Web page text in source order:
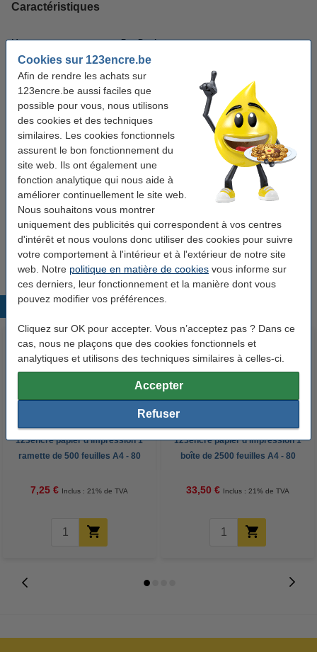
Cookies sur 123encre.be
Afin de rendre les achats sur
123encre.be aussi faciles que
possible pour vous, nous utilisons
des cookies et des techniques
similaires. Les cookies fonctionnels
assurent le bon fonctionnement du
site web. Ils ont également une
fonction analytique qui nous aide à
améliorer continuellement le site web.
Nous souhaitons vous montrer
uniquement des publicités qui correspondent à vos centres
d'intérêt et nous voulons donc utiliser des cookies pour suivre
votre comportement à l'intérieur et à l'extérieur de notre site
web. Notre politique en matière de cookies vous informe sur
ces derniers, leur fonctionnement et la manière dont vous
pouvez modifier vos préférences.
Cliquez sur OK pour accepter. Vous n’acceptez pas ? Dans ce
cas, nous ne plaçons que des cookies fonctionnels et
analytiques et utilisons des techniques similaires à celles-ci.
Accepter
Refuser
Caractéristiques
Marque: Pro-Design
Grammage: 160 g/m²
Quantité: 1 ramette
Format:
Nombre de feuilles: 250 feuilles
Unité d'emballage:
Pack avantageux !
Clairefontaine DCP 1 ramette de 1000 feuilles
A4 - 160 g/m²
Produits populaires
123encre papier d'impression 1
ramette de 500 feuilles A4 - 80
7,25 € Inclus : 21% de TVA
123encre papier d'impression 1
boîte de 2500 feuilles A4 - 80
33,50 € Inclus : 21% de TVA